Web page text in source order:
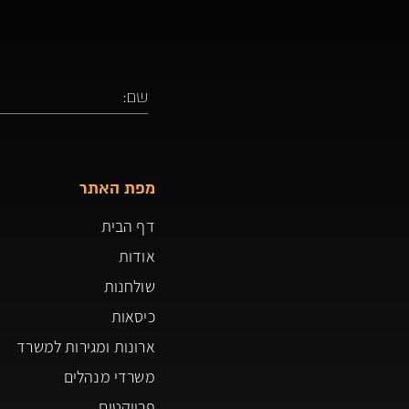
מפת האתר
דף הבית
אודות
שולחנות
כיסאות
ארונות ומגירות למשרד
משרדי מנהלים